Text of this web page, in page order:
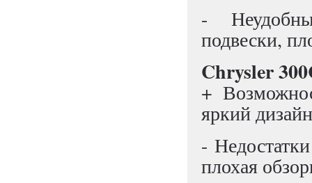
-
подвески,
Chrysler
+
яркий
-
плохая